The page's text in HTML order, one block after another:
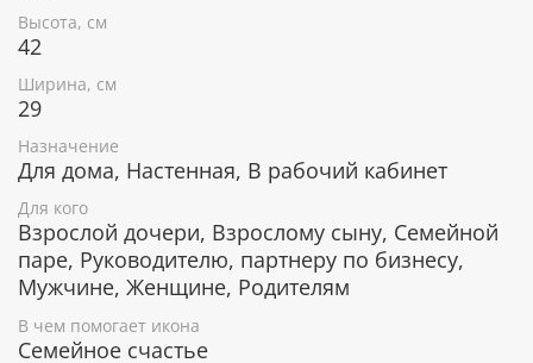
Донского
Решение политических проблем.
Решение дел государственного значения.
Урегулирование военных конфликтов.
Защита дома от нежелательного вторжения.
Сохранение мира и любви в семье.
Сохранение крепкой семьи и супружеской
верности.
Высота, см
42
Ширина, см
29
Назначение
Для дома, Настенная, В рабочий кабинет
Для кого
Взрослой дочери, Взрослому сыну, Семейной
паре, Руководителю, партнеру по бизнесу,
Мужчине, Женщине, Родителям
В чем помогает икона
Семейное счастье